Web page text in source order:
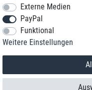
*Sie erreichen uns zum
© 2018
Externe Medien
PayPal
Funktional
Weitere Einstellungen